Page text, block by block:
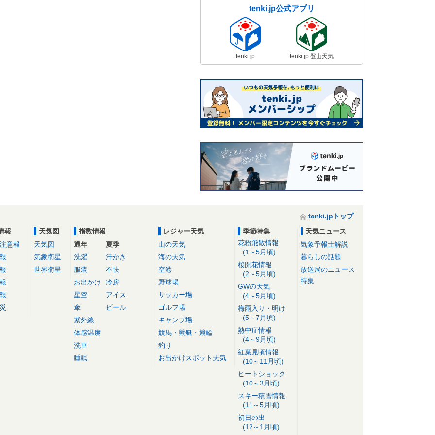
tenki.jp公式アプリ
tenki.jp tenki.jp 登山天気
tenki.jpトップ
報
意報
天気図
天気図
気象衛星
世界衛星
指数情報
通年
洗濯
服装
お出かけ
星空
傘
紫外線
体感温度
洗車
睡眠
夏季
汗かき
不快
冷房
アイス
ビール
レジャー天気
山の天気
海の天気
空港
野球場
サッカー場
ゴルフ場
キャンプ場
競馬・競艇・競輪
釣り
お出かけスポット天気
季節特集
花粉飛散情報
(1～5月頃)
桜開花情報
(2～5月頃)
GWの天気
(4～5月頃)
梅雨入り・明け
(5～7月頃)
熱中症情報
(4～9月頃)
紅葉見頃情報
(10～11月頃)
ヒートショック
(10～3月頃)
スキー積雪情報
(11～5月頃)
初日の出
(12～1月頃)
天気ニュース
気象予報士解説
暮らしの話題
放送局のニュース
特集